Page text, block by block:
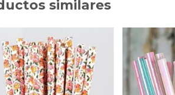
similares